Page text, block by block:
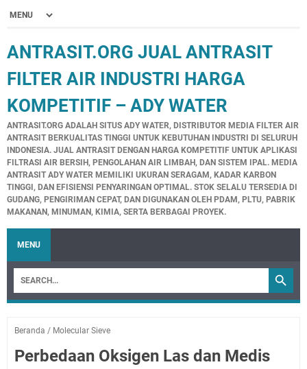
ANTRASIT.ORG JUAL ANTRASIT
FILTER AIR INDUSTRI HARGA
KOMPETITIF – ADY WATER
ANTRASIT.ORG ADALAH SITUS ADY WATER, DISTRIBUTOR MEDIA FILTER AIR
ANTRASIT BERKUALITAS TINGGI UNTUK KEBUTUHAN INDUSTRI DI SELURUH
INDONESIA. JUAL ANTRASIT DENGAN HARGA KOMPETITIF UNTUK APLIKASI
FILTRASI AIR BERSIH, PENGOLAHAN AIR LIMBAH, DAN SISTEM IPAL. MEDIA
ANTRASIT ADY WATER MEMILIKI UKURAN SERAGAM, KADAR KARBON
TINGGI, DAN EFISIENSI PENYARINGAN OPTIMAL. STOK SELALU TERSEDIA DI
GUDANG, PENGIRIMAN CEPAT, DAN DIGUNAKAN OLEH PDAM, PLTU, PABRIK
MAKANAN, MINUMAN, KIMIA, SERTA BERBAGAI PROYEK.
MENU
Beranda / Molecular Sieve
Perbedaan Oksigen Las dan Medis